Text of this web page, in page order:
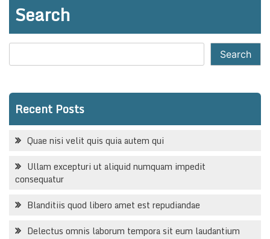
Search
Search
Recent Posts
Quae nisi velit quis quia autem qui
Ullam excepturi ut aliquid numquam impedit
consequatur
Blanditiis quod libero amet est repudiandae
Delectus omnis laborum tempora sit eum laudantium